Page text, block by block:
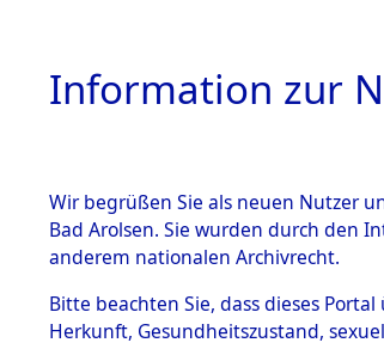
HOME
BESTÄNDE
Information zur
Wir begrüßen Sie als neuen Nutzer
Bad Arolsen. Sie wurden durch den
anderem nationalen Archivrecht.
Bitte beachten Sie, dass dieses
Herkunft, Gesundheitszustand,